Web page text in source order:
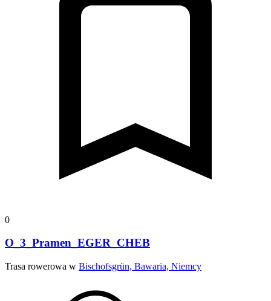
0
O_3_Pramen_EGER_CHEB
Trasa rowerowa w Bischofsgrün, Bawaria, Niemcy